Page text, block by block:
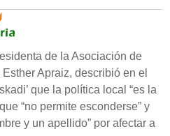
de la Asociación de
Apraiz, describió en el
que la política local “es la
“no permite esconderse” y
y un apellido” por afectar a